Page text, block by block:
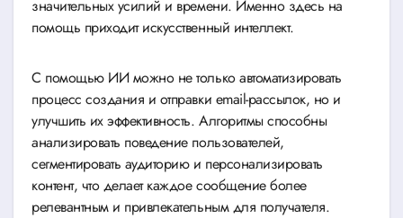
значительных усилий и времени. Именно здесь на
помощь приходит искусственный интеллект.
С помощью ИИ можно не только автоматизировать
процесс создания и отправки email-рассылок, но и
улучшить их эффективность. Алгоритмы способны
анализировать поведение пользователей,
сегментировать аудиторию и персонализировать
контент, что делает каждое сообщение более
релевантным и привлекательным для получателя.